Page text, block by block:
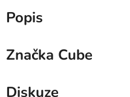
Popis
Značka Cube
Diskuze